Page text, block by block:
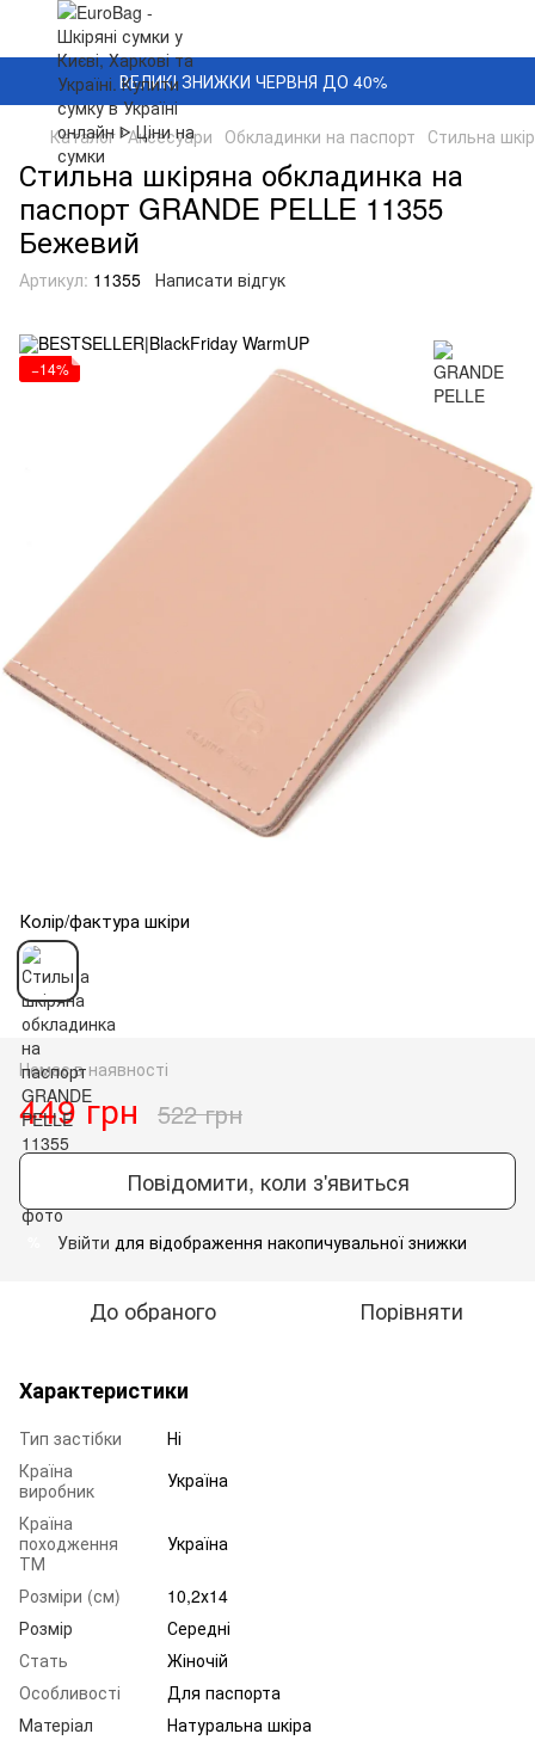
ВЕЛИКІ ЗНИЖКИ ЧЕРВНЯ ДО 40%
Каталог Аксесуари Обкладинки на паспорт Стильна
Стильна шкіряна обкладинка на
паспорт GRANDE PELLE 11355
Бежевий
Артикул: 11355 Написати відгук
−14%
Колір/фактура шкіри
Немає в наявності
449 грн 522 грн
Повідомити, коли з'явиться
Увійти для відображення накопичувальної знижки
До обраного Порівняти
Характеристики
Тип застібки
Ні
Країна
виробник
Україна
Країна
походження
ТМ
Україна
Розміри (см)
10,2х14
Розмір
Середні
Стать
Жіночій
Особливості
Для паспорта
Матеріал
Натуральна шкіра